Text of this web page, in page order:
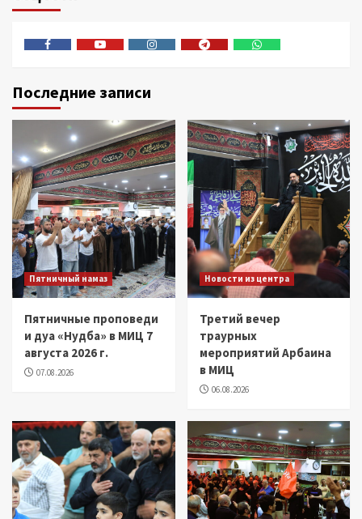
Последние записи
Пятничный намаз
Пятничные проповеди
и дуа «Нудба» в МИЦ 7
августа 2026 г.
07.08.2026
Новости из центра
Третий вечер
траурных
мероприятий Арбаина
в МИЦ
06.08.2026